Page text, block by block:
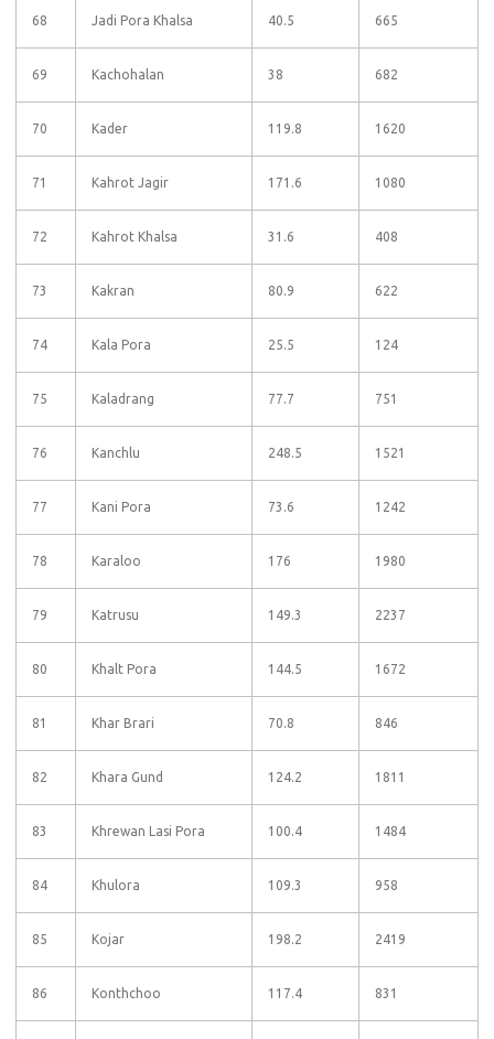
68 Jadi Pora Khalsa 40.5 665
69 Kachohalan 38 682
70 Kader 119.8 1620
71 Kahrot Jagir 171.6 1080
72 Kahrot Khalsa 31.6 408
73 Kakran 80.9 622
74 Kala Pora 25.5 124
75 Kaladrang 77.7 751
76 Kanchlu 248.5 1521
77 Kani Pora 73.6 1242
78 Karaloo 176 1980
79 Katrusu 149.3 2237
80 Khalt Pora 144.5 1672
81 Khar Brari 70.8 846
82 Khara Gund 124.2 1811
83 Khrewan Lasi Pora 100.4 1484
84 Khulora 109.3 958
85 Kojar 198.2 2419
86 Konthchoo 117.4 831